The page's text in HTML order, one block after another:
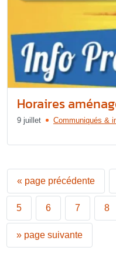
Horaires
9 juillet Communiqués &
« page précédente
5 6 7 8
» page suivante